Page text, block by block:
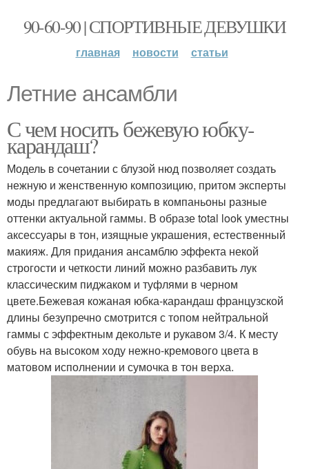
90-60-90 | СПОРТИВНЫЕ ДЕВУШКИ
главная новости статьи
Летние ансамбли
С чем носить бежевую юбку-
карандаш?
Модель в сочетании с блузой нюд позволяет создать
нежную и женственную композицию, притом эксперты
моды предлагают выбирать в компаньоны разные
оттенки актуальной гаммы. В образе total look уместны
аксессуары в тон, изящные украшения, естественный
макияж. Для придания ансамблю эффекта некой
строгости и четкости линий можно разбавить лук
классическим пиджаком и туфлями в черном
цвете.Бежевая кожаная юбка-карандаш французской
длины безупречно смотрится с топом нейтральной
гаммы с эффектным декольте и рукавом 3/4. К месту
обувь на высоком ходу нежно-кремового цвета в
матовом исполнении и сумочка в тон верха.